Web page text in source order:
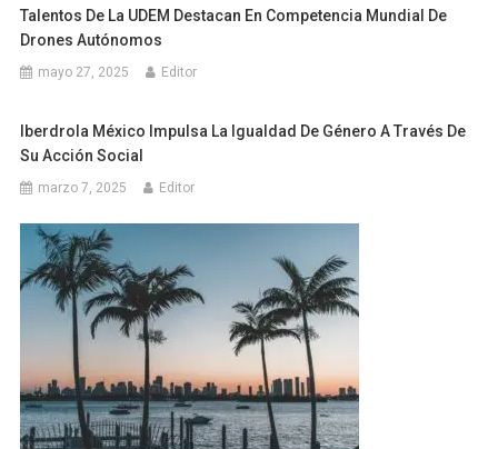
Talentos De La UDEM Destacan En Competencia Mundial De
Drones Autónomos
mayo 27, 2025 Editor
Iberdrola México Impulsa La Igualdad De Género A Través De
Su Acción Social
marzo 7, 2025 Editor